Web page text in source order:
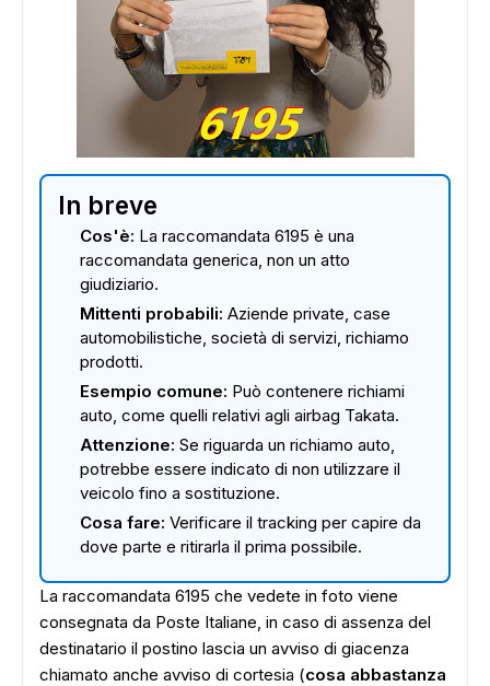
In breve
Cos'è: La raccomandata 6195 è una
raccomandata generica, non un atto
giudiziario.
Mittenti probabili: Aziende private, case
automobilistiche, società di servizi, richiamo
prodotti.
Esempio comune: Può contenere richiami
auto, come quelli relativi agli airbag Takata.
Attenzione: Se riguarda un richiamo auto,
potrebbe essere indicato di non utilizzare il
veicolo fino a sostituzione.
Cosa fare: Verificare il tracking per capire da
dove parte e ritirarla il prima possibile.
La raccomandata 6195 che vedete in foto viene
consegnata da Poste Italiane, in caso di assenza del
destinatario il postino lascia un avviso di giacenza
chiamato anche avviso di cortesia (cosa abbastanza